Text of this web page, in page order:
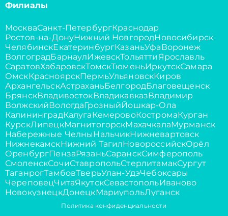
Филиалы
МоскваСанкт-ПетербургКраснодар
Ростов-на-ДонуНижний НовгородНовосибирск
ЧелябинскЕкатеринбургКазаньУфаВоронеж
ВолгоградБарнаулИжевскТольяттиЯрославль
СаратовХабаровскТомскТюменьИркутскСамара
ОмскКрасноярскПермьУльяновскКиров
АрхангельскАстраханьБелгородБлаговещенск
БрянскВладивостокВладикавказВладимир
ВолжскийВологдаГрозныйЙошкар-Ола
КалининградКалугаКемеровоКостромаКурган
КурскЛипецкМагнитогорскМахачкалаМурманск
Набережные ЧелныНальчикНижневартовск
НижнекамскНижний ТагилНовороссийскОрёл
ОренбургПензаРязаньСаранскСимферополь
СмоленскСочиСтавропольСтерлитамакСургут
ТаганрогТамбовТверьУлан-УдэЧебоксары
ЧереповецЧитаЯкутскСевастопольИваново
НовокузнецкДонецкМариупольЛуганск
Политика конфиденциальности